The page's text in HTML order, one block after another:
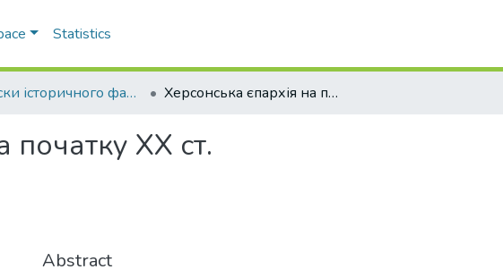
Statistics
Записки історичного факультету Херсонська єпархія на початку XX ст.
початку XX ст.
Abstract